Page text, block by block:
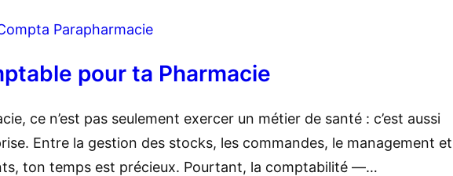
Parapharmacie
pour ta Pharmacie
ce n’est pas seulement exercer un métier de santé : c’est aussi
Entre la gestion des stocks, les commandes, le management
ton temps est précieux. Pourtant, la comptabilité —…